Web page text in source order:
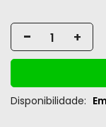
- +
Disponibilidade: